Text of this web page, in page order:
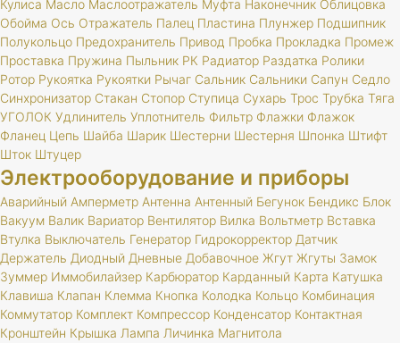
Кулиса Масло Маслоотражатель Муфта Наконечник Облицовка
Обойма Ось Отражатель Палец Пластина Плунжер Подшипник
Полукольцо Предохранитель Привод Пробка Прокладка Промеж
Проставка Пружина Пыльник РК Радиатор Раздатка Ролики
Ротор Рукоятка Рукоятки Рычаг Сальник Сальники Сапун Седло
Синхронизатор Стакан Стопор Ступица Сухарь Трос Трубка Тяга
УГОЛОК Удлинитель Уплотнитель Фильтр Флажки Флажок
Фланец Цепь Шайба Шарик Шестерни Шестерня Шпонка Штифт
Шток Штуцер
Электрооборудование и приборы
Аварийный Амперметр Антенна Антенный Бегунок Бендикс Блок
Вакуум Валик Вариатор Вентилятор Вилка Вольтметр Вставка
Втулка Выключатель Генератор Гидрокорректор Датчик
Держатель Диодный Дневные Добавочное Жгут Жгуты Замок
Зуммер Иммобилайзер Карбюратор Карданный Карта Катушка
Клавиша Клапан Клемма Кнопка Колодка Кольцо Комбинация
Коммутатор Комплект Компрессор Конденсатор Контактная
Кронштейн Крышка Лампа Личинка Магнитола